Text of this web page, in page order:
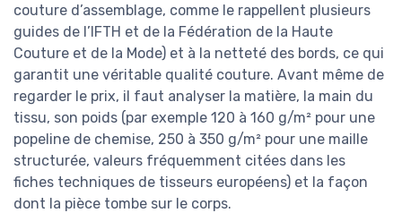
couture d’assemblage, comme le rappellent plusieurs
guides de l’IFTH et de la Fédération de la Haute
Couture et de la Mode) et à la netteté des bords, ce qui
garantit une véritable qualité couture. Avant même de
regarder le prix, il faut analyser la matière, la main du
tissu, son poids (par exemple 120 à 160 g/m² pour une
popeline de chemise, 250 à 350 g/m² pour une maille
structurée, valeurs fréquemment citées dans les
fiches techniques de tisseurs européens) et la façon
dont la pièce tombe sur le corps.